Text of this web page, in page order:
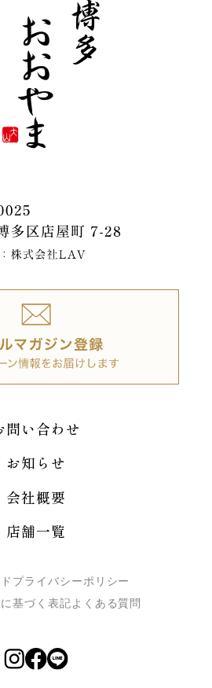
問い合わせ
お知らせ
会社概要
店舗一覧
プライバシーポリシー
基づく表記よくある質問